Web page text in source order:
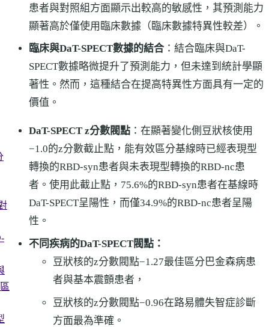
患者與對照組方面顯示出較高的敏感性，其預測能力
顯著高於僅使用臨床數據（臨床數據特異性較差）。
臨床與DaT-SPECT數據的結合 ：結合臨床與DaT-
SPECT數據略微提升了預測能力，但未達到統計學顯
著性。然而，這種結合在提高特異性方面具有一定的
價值。
DaT-SPECT z分數閥點 ：在顯著變化側豆狀核使用
−1.0的z分數截止點，能有效區分基線時已經表現型
轉換的RBD-syn患者與未表現型轉換的RBD-nc患
者。使用此截止點，75.6%的RBD-syn患者在基線時
DaT-SPECT呈陽性，而僅34.9%的RBD-nc患者呈陽
性。
不同疾病的DaT-SPECT閥點：
豆狀核的z分數閥點−1.27最佳區分巴金森病患
者與基本震顫患者，
豆狀核的z分數閥點−0.96在路易體失智症診斷
方面最為準確。